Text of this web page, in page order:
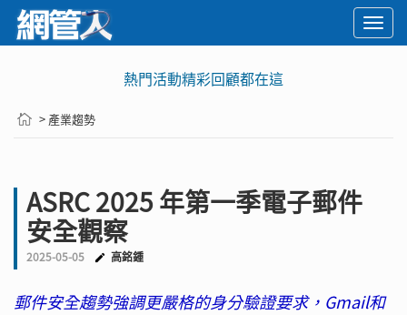
熱門活動精彩回顧都在這
> 產業趨勢
ASRC 2025 年第一季電子郵件
安全觀察
2025-05-05 高銘鍾
郵件安全趨勢強調更嚴格的身分驗證要求，Gmail和